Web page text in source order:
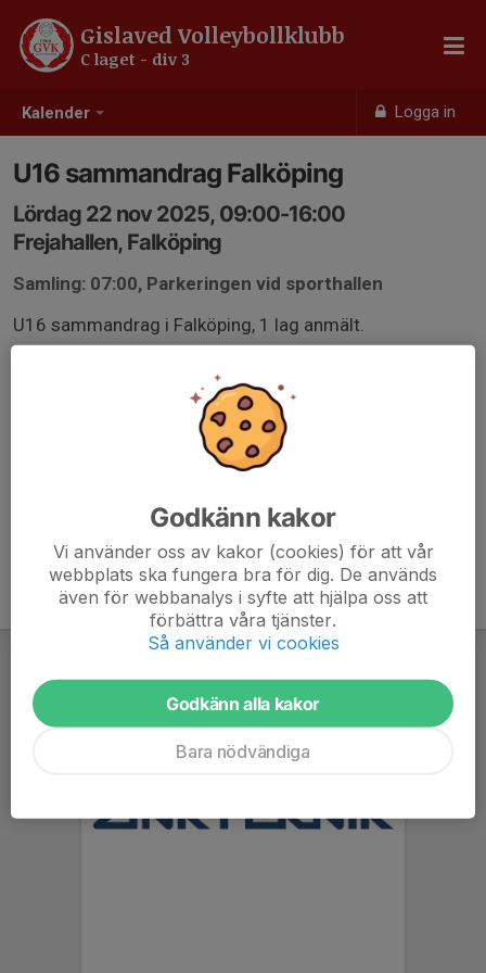
Kalender Logga in
Gislaved Volleybollklubb
C laget - div 3
U16 sammandrag Falköping
Lördag 22 nov 2025, 09:00-16:00
Frejahallen, Falköping
Samling: 07:00, Parkeringen vid sporthallen
U16 sammandrag i Falköping, 1 lag anmält.
Godkänn kakor
Vi använder oss av kakor (cookies) för att vår
webbplats ska fungera bra för dig. De används
även för webbanalys i syfte att hjälpa oss att
förbättra våra tjänster.
Så använder vi cookies
Godkänn alla kakor
Bara nödvändiga